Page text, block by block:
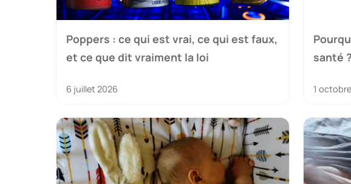
Poppers : ce qui est vrai, ce qui est faux,
et ce que dit vraiment la loi
6 juillet 2026
santé ?
1